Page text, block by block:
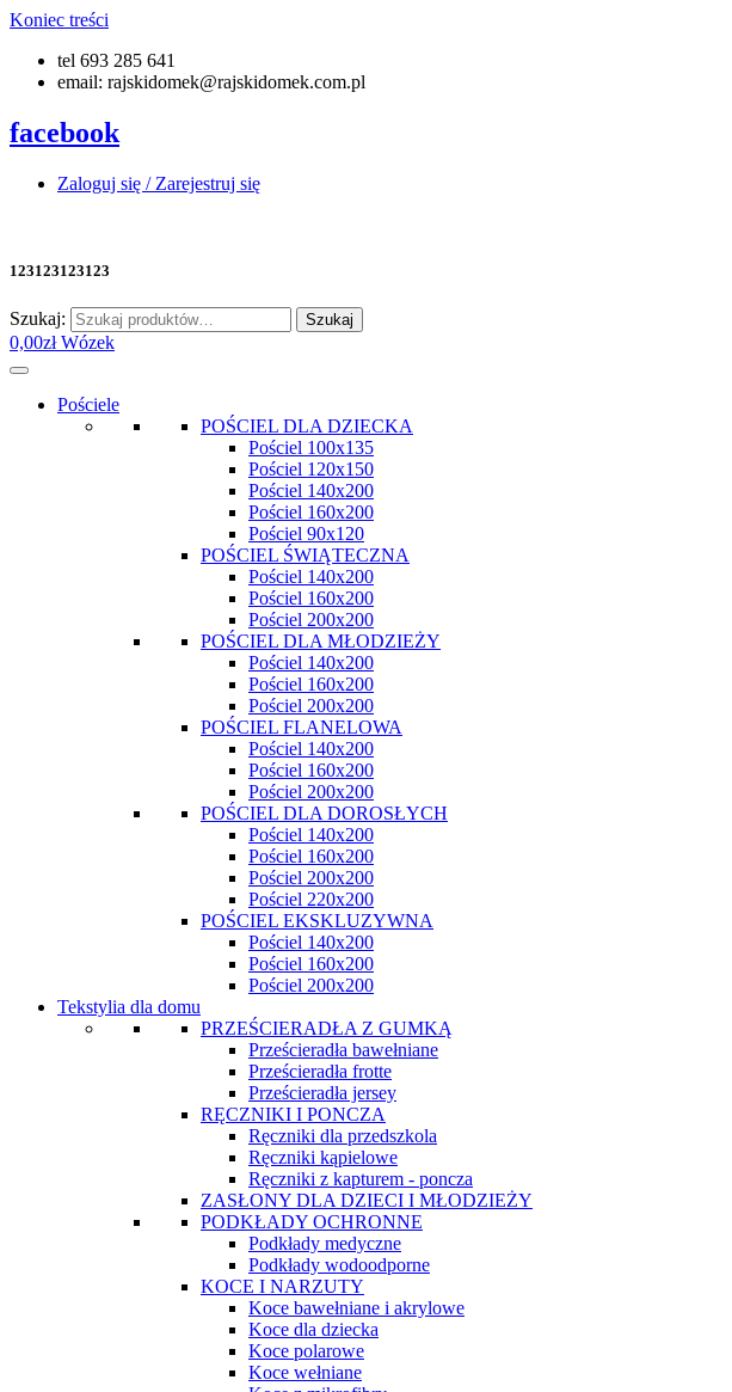
Koniec treści
tel 693 285 641
email: rajskidomek@rajskidomek.com.pl
facebook
Zaloguj się / Zarejestruj się
123123123123
Szukaj: Szukaj
0,00zł Wózek
Pościele
POŚCIEL DLA DZIECKA
Pościel 100x135
Pościel 120x150
Pościel 140x200
Pościel 160x200
Pościel 90x120
POŚCIEL ŚWIĄTECZNA
Pościel 140x200
Pościel 160x200
Pościel 200x200
POŚCIEL DLA MŁODZIEŻY
Pościel 140x200
Pościel 160x200
Pościel 200x200
POŚCIEL FLANELOWA
Pościel 140x200
Pościel 160x200
Pościel 200x200
POŚCIEL DLA DOROSŁYCH
Pościel 140x200
Pościel 160x200
Pościel 200x200
Pościel 220x200
POŚCIEL EKSKLUZYWNA
Pościel 140x200
Pościel 160x200
Pościel 200x200
Tekstylia dla domu
PRZEŚCIERADŁA Z GUMKĄ
Prześcieradła bawełniane
Prześcieradła frotte
Prześcieradła jersey
RĘCZNIKI I PONCZA
Ręczniki dla przedszkola
Ręczniki kąpielowe
Ręczniki z kapturem - poncza
ZASŁONY DLA DZIECI I MŁODZIEŻY
PODKŁADY OCHRONNE
Podkłady medyczne
Podkłady wodoodporne
KOCE I NARZUTY
Koce bawełniane i akrylowe
Koce dla dziecka
Koce polarowe
Koce wełniane